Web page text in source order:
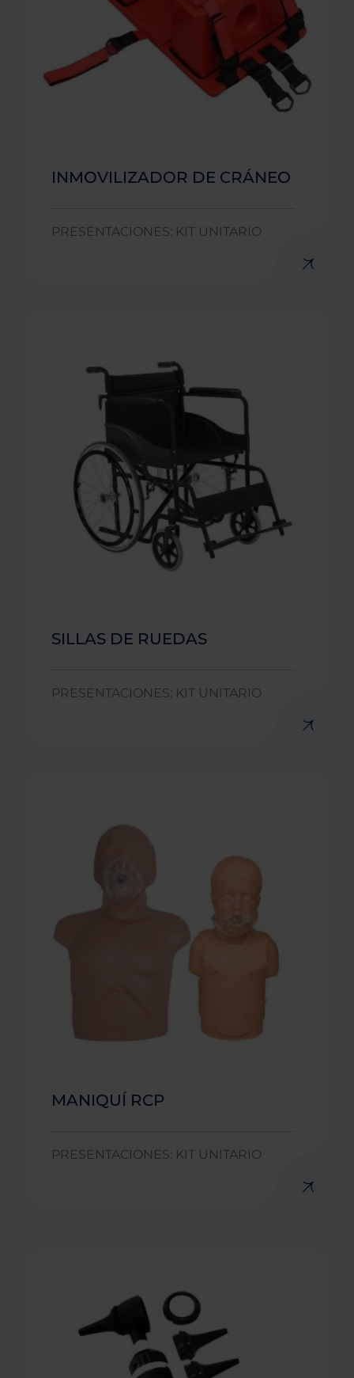
INMOVILIZADOR DE CRÁNEO
PRESENTACIONES: KIT UNITARIO
SILLAS DE RUEDAS
PRESENTACIONES: KIT UNITARIO
MANIQUÍ RCP
PRESENTACIONES: KIT UNITARIO